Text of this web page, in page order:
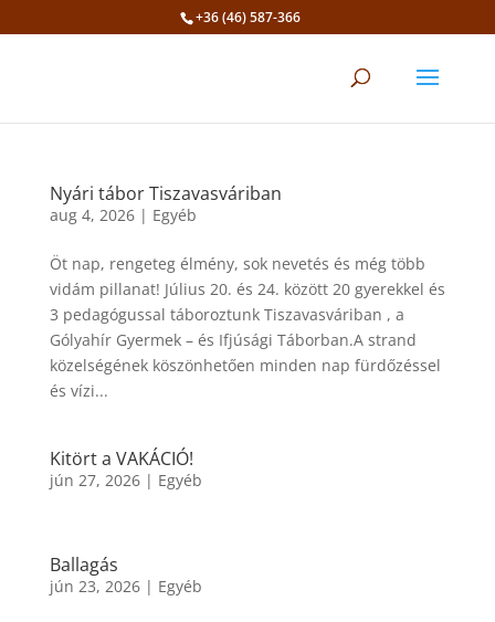
+36 (46) 587-366
Nyári tábor Tiszavasváriban
aug 4, 2026| Egyéb
Öt nap, rengeteg élmény, sok nevetés és még több
vidám pillanat! Július 20. és 24. között 20 gyerekkel és
3 pedagógussal táboroztunk Tiszavasváriban , a
Gólyahír Gyermek – és Ifjúsági Táborban.A strand
közelségének köszönhetően minden nap fürdőzéssel
és vízi...
Kitört a VAKÁCIÓ!
jún 27, 2026| Egyéb
Ballagás
jún 23, 2026| Egyéb